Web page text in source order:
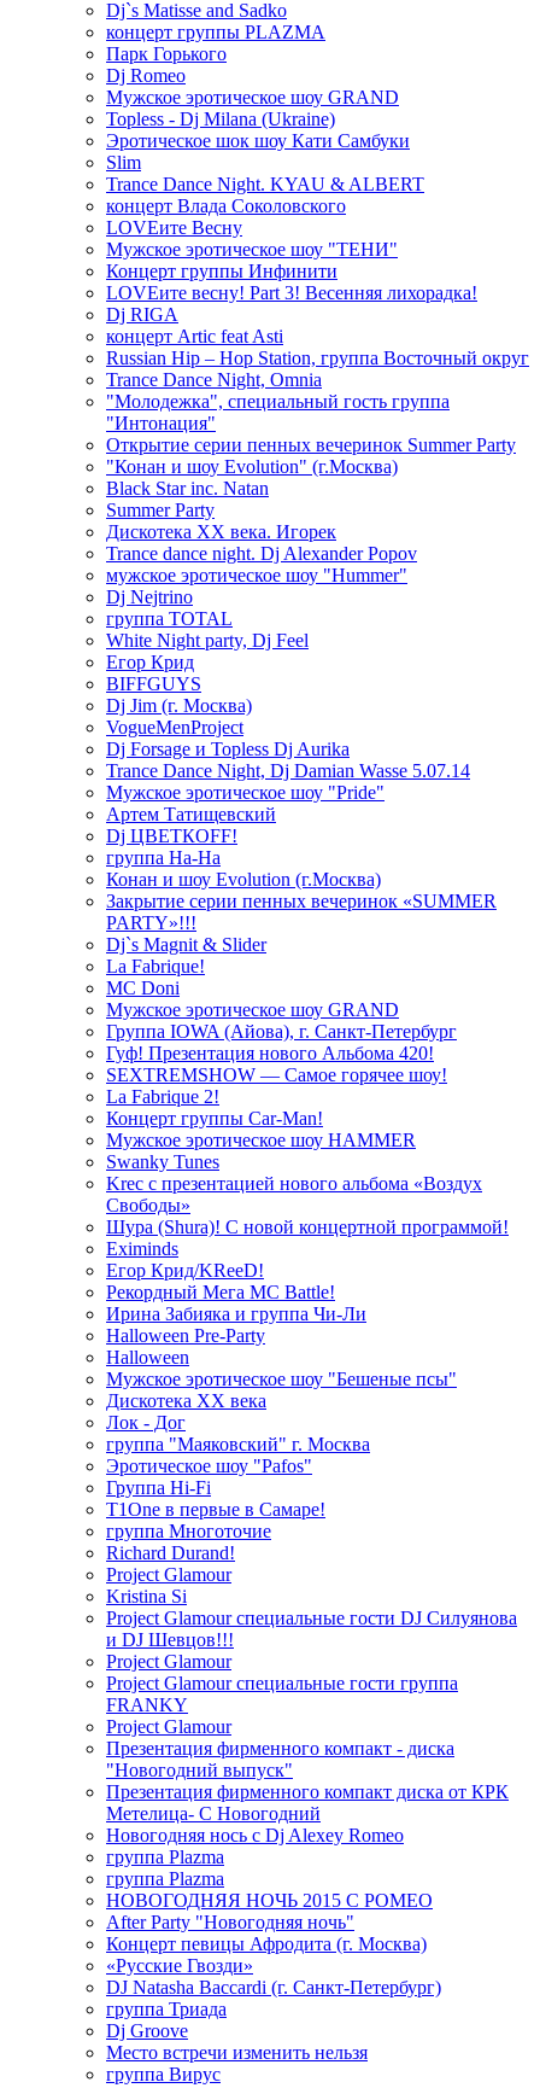
Dj`s Matisse and Sadko
концерт группы PLAZMA
Парк Горького
Dj Romeo
Мужское эротическое шоу GRAND
Topless - Dj Milana (Ukraine)
Эротическое шок шоу Кати Самбуки
Slim
Trance Dance Night. KYAU & ALBERT
концерт Влада Соколовского
LOVEите Весну
Мужское эротическое шоу "ТЕНИ"
Концерт группы Инфинити
LOVEите весну! Part 3! Весенняя лихорадка!
Dj RIGA
концерт Artic feat Asti
Russian Hip – Hop Station, группа Восточный округ
Trance Dance Night, Omnia
"Молодежка", специальный гость группа
"Интонация"
Открытие серии пенных вечеринок Summer Party
"Конан и шоу Evolution" (г.Москва)
Black Star inc. Natan
Summer Party
Дискотека ХХ века. Игорек
Trance dance night. Dj Alexander Popov
мужское эротическое шоу "Hummer"
Dj Nejtrino
группа TOTAL
White Night party, Dj Feel
Егор Крид
BIFFGUYS
Dj Jim (г. Москва)
VogueMenProject
Dj Forsage и Topless Dj Aurika
Trance Dance Night, Dj Damian Wasse 5.07.14
Мужское эротическое шоу "Pride"
Артем Татищевский
Dj ЦВЕТКOFF!
группа На-На
Конан и шоу Evolution (г.Москва)
Закрытие серии пенных вечеринок «SUMMER
PARTY»!!!
Dj`s Magnit & Slider
La Fabrique!
MC Doni
Мужское эротическое шоу GRAND
Группа IOWA (Айова), г. Санкт-Петербург
Гуф! Презентация нового Альбома 420!
SEXTREMSHOW — Самое горячее шоу!
La Fabrique 2!
Концерт группы Car-Man!
Мужское эротическое шоу HAMMER
Swanky Tunes
Krec с презентацией нового альбома «Воздух
Свободы»
Шура (Shura)! С новой концертной программой!
Eximinds
Егор Крид/KReeD!
Рекордный Мега МС Battle!
Ирина Забияка и группа Чи-Ли
Halloween Pre-Party
Halloween
Мужское эротическое шоу "Бешеные псы"
Дискотека ХХ века
Лок - Дог
группа "Маяковский" г. Москва
Эротическое шоу "Pafos"
Группа Hi-Fi
T1One в первые в Самаре!
группа Многоточие
Richard Durand!
Project Glamour
Kristina Si
Project Glamour специальные гости DJ Силуянова
и DJ Шевцов!!!
Project Glamour
Project Glamour специальные гости группа
FRANKY
Project Glamour
Презентация фирменного компакт - диска
"Новогодний выпуск"
Презентация фирменного компакт диска от КРК
Метелица- С Новогодний
Новогодняя нось с Dj Alexey Romeo
группа Plazma
группа Plazma
НОВОГОДНЯЯ НОЧЬ 2015 C РОМЕО
After Party "Новогодняя ночь"
Концерт певицы Афродита (г. Москва)
«Русские Гвозди»
DJ Natasha Baccardi (г. Санкт-Петербург)
группа Триада
Dj Groove
Место встречи изменить нельзя
группа Вирус